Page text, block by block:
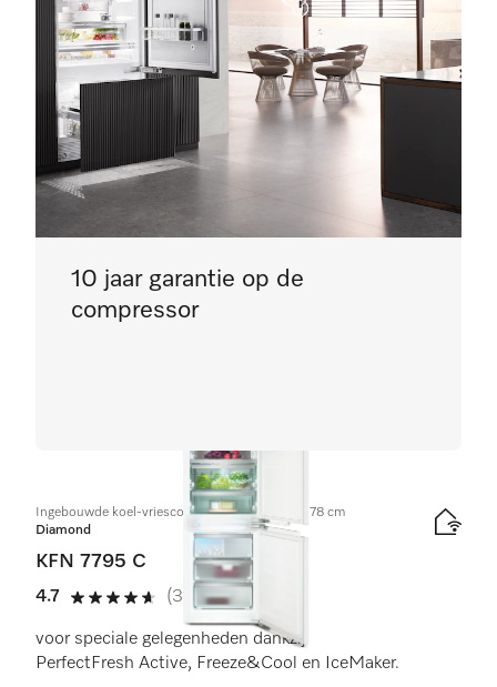
Ingebouwde koel-vriescombinatie, nishoogte 178 cm
Diamond
KFN 7795 C
4.7
4.7 sterren van de 5
(3 beoordelingen)
voor speciale gelegenheden dankzij
PerfectFresh Active, Freeze&Cool en IceMaker.
10 jaar garantie op de
compressor